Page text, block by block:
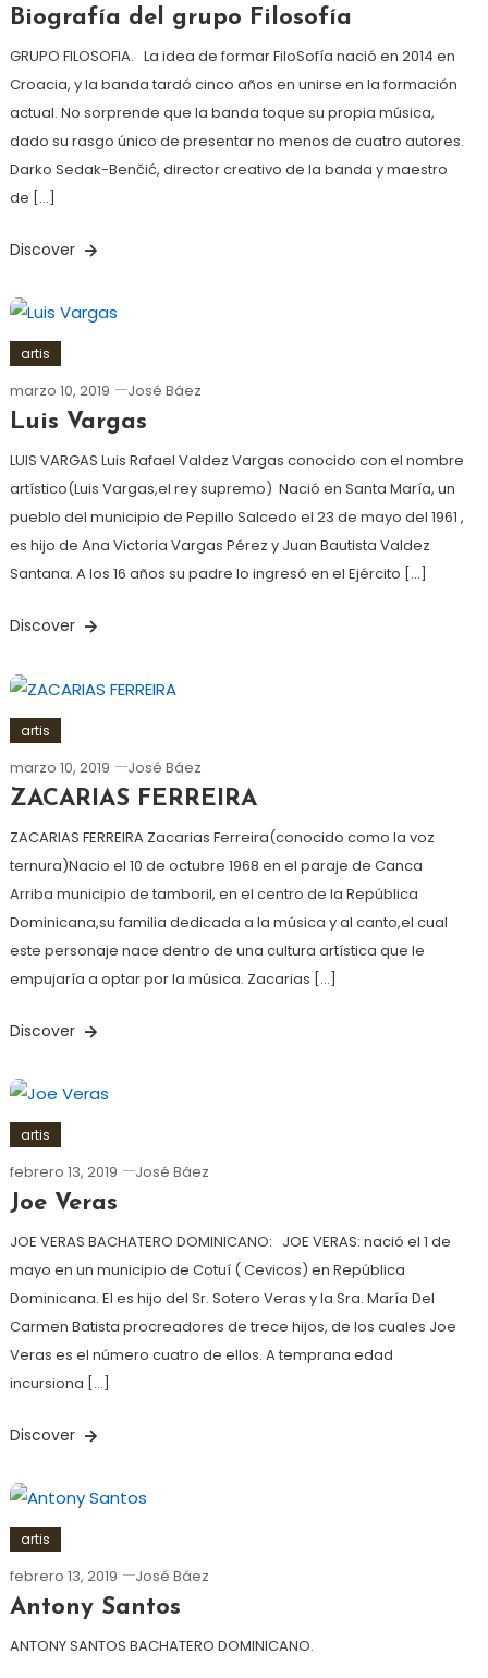
Biografía del grupo Filosofía
GRUPO FILOSOFIA. La idea de formar FiloSofía nació en 2014 en
Croacia, y la banda tardó cinco años en unirse en la formación
actual. No sorprende que la banda toque su propia música,
dado su rasgo único de presentar no menos de cuatro autores.
Darko Sedak-Benčić, director creativo de la banda y maestro
de […]
Discover
artis
marzo 10, 2019 José Báez
Luis Vargas
LUIS VARGAS Luis Rafael Valdez Vargas conocido con el nombre
artístico(Luis Vargas,el rey supremo) Nació en Santa María, un
pueblo del municipio de Pepillo Salcedo el 23 de mayo del 1961 ,
es hijo de Ana Victoria Vargas Pérez y Juan Bautista Valdez
Santana. A los 16 años su padre lo ingresó en el Ejército […]
Discover
artis
marzo 10, 2019 José Báez
ZACARIAS FERREIRA
ZACARIAS FERREIRA Zacarias Ferreira(conocido como la voz
ternura)Nacio el 10 de octubre 1968 en el paraje de Canca
Arriba municipio de tamboril, en el centro de la República
Dominicana,su familia dedicada a la música y al canto,el cual
este personaje nace dentro de una cultura artística que le
empujaría a optar por la música. Zacarias […]
Discover
artis
febrero 13, 2019 José Báez
Joe Veras
JOE VERAS BACHATERO DOMINICANO: JOE VERAS: nació el 1 de
mayo en un municipio de Cotuí ( Cevicos) en República
Dominicana. El es hijo del Sr. Sotero Veras y la Sra. María Del
Carmen Batista procreadores de trece hijos, de los cuales Joe
Veras es el número cuatro de ellos. A temprana edad
incursiona […]
Discover
artis
febrero 13, 2019 José Báez
Antony Santos
ANTONY SANTOS BACHATERO DOMINICANO.